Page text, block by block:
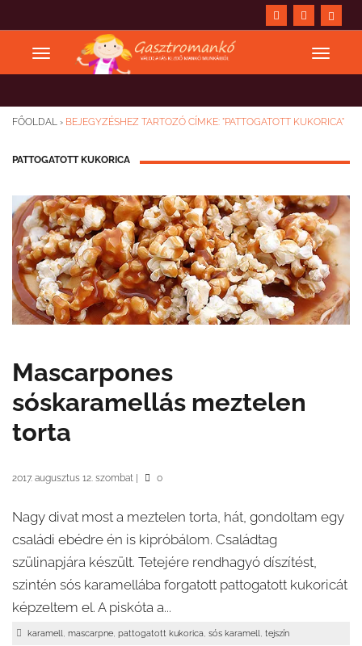
FŐOLDAL › BEJEGYZÉSHEZ TARTOZÓ CÍMKE: "PATTOGATOTT KUKORICA"
PATTOGATOTT KUKORICA
Mascarpones
sóskaramellás meztelen
torta
2017. augusztus 12. szombat 0
Nagy divat most a meztelen torta, hát, gondoltam egy
családi ebédre én is kipróbálom. Családtag
szülinapjára készült. Tetejére rendhagyó díszítést,
szintén sós karamellába forgatott pattogatott kukoricát
képzeltem el. A piskóta a...
karamell, mascarpne, pattogatott kukorica, sós karamell, tejszín